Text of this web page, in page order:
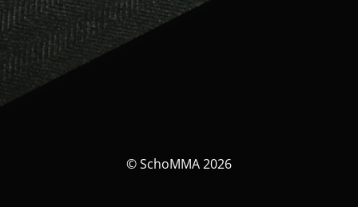
© SchoMMA 2026